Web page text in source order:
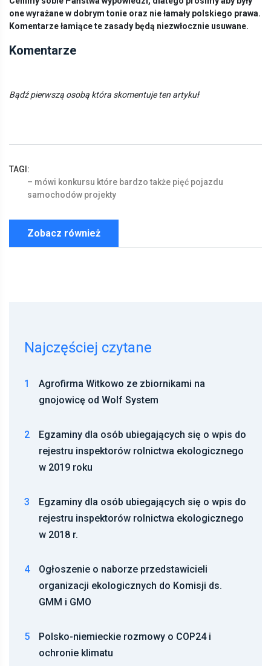
one wyrażane w dobrym tonie oraz nie łamały polskiego prawa.
Komentarze łamiące te zasady będą niezwłocznie usuwane.
Komentarze
Bądź pierwszą osobą która skomentuje ten artykuł
TAGI:
– mówi konkursu które bardzo także pięć pojazdu
samochodów projekty
Zobacz również
Najczęściej czytane
1
Agrofirma Witkowo ze zbiornikami na
gnojowicę od Wolf System
2
Egzaminy dla osób ubiegających się o wpis do
rejestru inspektorów rolnictwa ekologicznego
w 2019 roku
3
Egzaminy dla osób ubiegających się o wpis do
rejestru inspektorów rolnictwa ekologicznego
w 2018 r.
4
Ogłoszenie o naborze przedstawicieli
organizacji ekologicznych do Komisji ds.
GMM i GMO
5
Polsko-niemieckie rozmowy o COP24 i
ochronie klimatu